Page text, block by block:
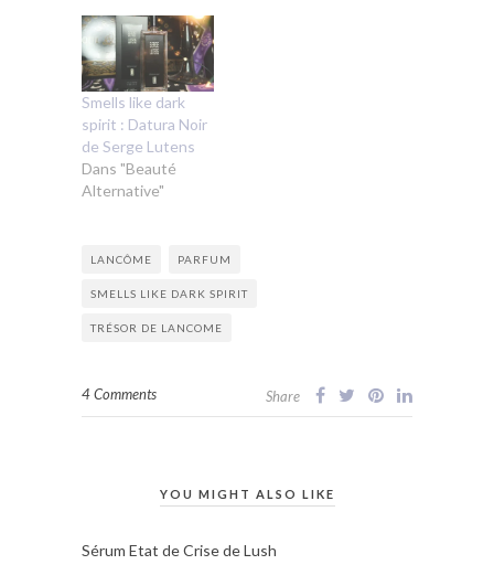
Smells like dark
spirit : Datura Noir
de Serge Lutens
Dans "Beauté
Alternative"
LANCÔME PARFUM
SMELLS LIKE DARK SPIRIT
TRÉSOR DE LANCOME
4 Comments Share
YOU MIGHT ALSO LIKE
Sérum Etat de Crise de Lush